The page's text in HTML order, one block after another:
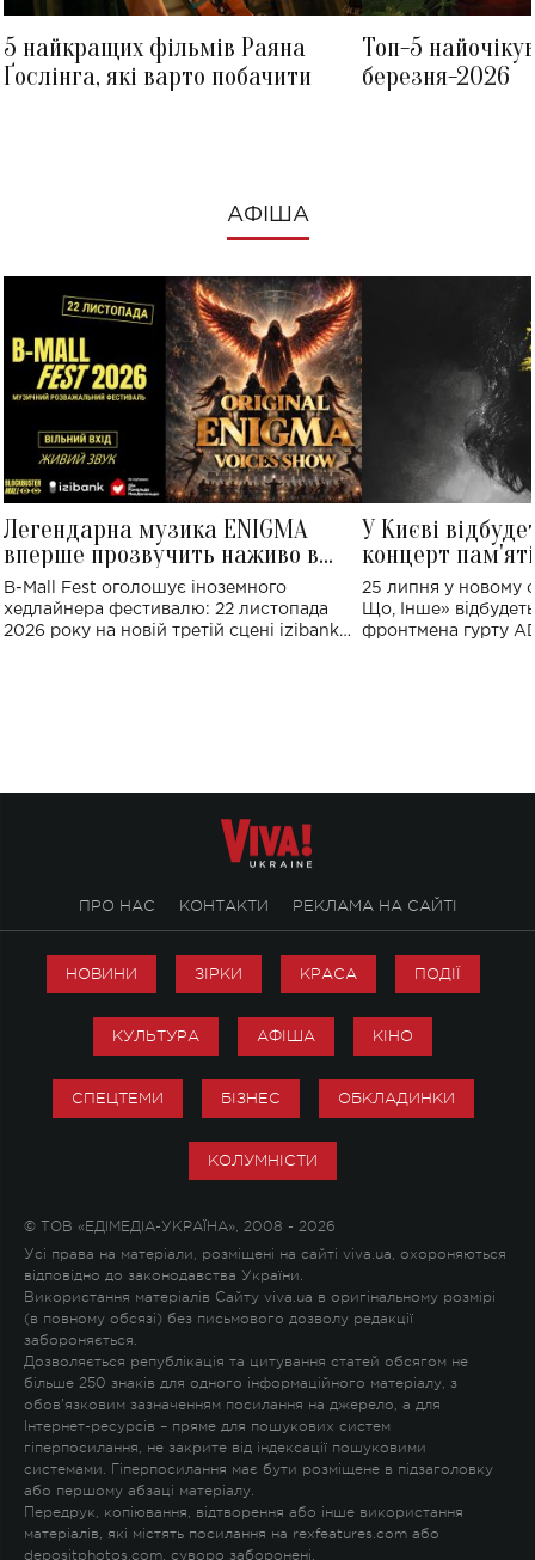
5 найкращих фільмів Раяна
Ґослінга, які варто побачити
Топ-5
березня-2026
АФІША
Легендарна музика ENIGMA
вперше прозвучить наживо в
Україні: де відбудеться концерт
B-Mall Fest оголошує іноземного
хедлайнера фестивалю: 22 листопада
2026 року на новій третій сцені izibank
У Києві
концерт
Клименка:
виконають
25 липня у новому
Що, Інше»
фронтмена гурту
ПРО НАС КОНТАКТИ РЕКЛАМА НА САЙТІ
НОВИНИ ЗІРКИ КРАСА ПОДІЇ
КУЛЬТУРА АФІША КІНО
СПЕЦТЕМИ БІЗНЕС ОБКЛАДИНКИ
КОЛУМНІСТИ
© ТОВ «ЕДІМЕДІА-УКРАЇНА», 2008 - 2026
Усі права на матеріали, розміщені на сайті viva.ua, охороняються
відповідно до законодавства України.
Використання матеріалів Сайту viva.ua в оригінальному розмірі
(в повному обсязі) без письмового дозволу редакції
забороняється.
Дозволяється републікація та цитування статей обсягом не
більше 250 знаків для одного інформаційного матеріалу, з
обов'язковим зазначенням посилання на джерело, а для
Інтернет-ресурсів – пряме для пошукових систем
гіперпосилання, не закрите від індексації пошуковими
системами. Гіперпосилання має бути розміщене в підзаголовку
або першому абзаці матеріалу.
Передрук, копіювання, відтворення або інше використання
матеріалів, які містять посилання на rexfeatures.com або
depositphotos.com, суворо заборонені.